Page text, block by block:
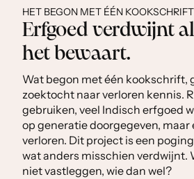
HET BEGON MET ÉÉN KOOKSCHRIFT
Erfgoed verdwijnt
het bewaart.
Wat begon met één kookschrift,
zoektocht naar verloren kennis.
gebruiken, veel Indisch erfgoed
op generatie doorgegeven, maar
verloren. Dit project is een
wat anders misschien verdwijnt.
niet vastleggen, wie dan wel?